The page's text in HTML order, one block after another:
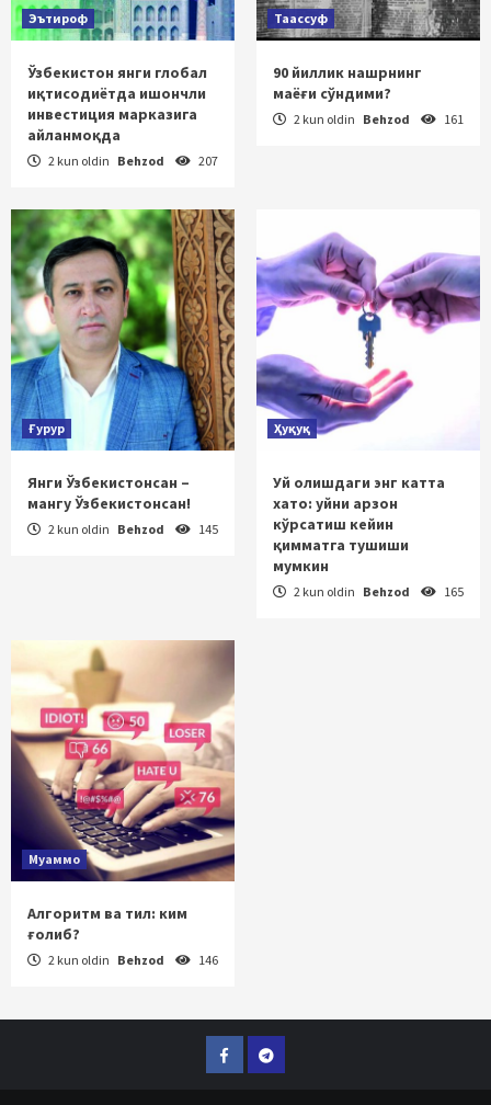
Эътироф
Ўзбекистон янги глобал
иқтисодиётда ишончли
инвестиция марказига
айланмоқда
2 kun oldin Behzod 207
Таассуф
90 йиллик нашрнинг
маёғи сўндими?
2 kun oldin Behzod 161
Ғурур
Янги Ўзбекистонсан –
мангу Ўзбекистонсан!
2 kun oldin Behzod 145
Ҳуқуқ
Уй олишдаги энг катта
хато: уйни арзон
кўрсатиш кейин
қимматга тушиши
мумкин
2 kun oldin Behzod 165
Муаммо
Алгоритм ва тил: ким
ғолиб?
2 kun oldin Behzod 146
FacebookTelegram